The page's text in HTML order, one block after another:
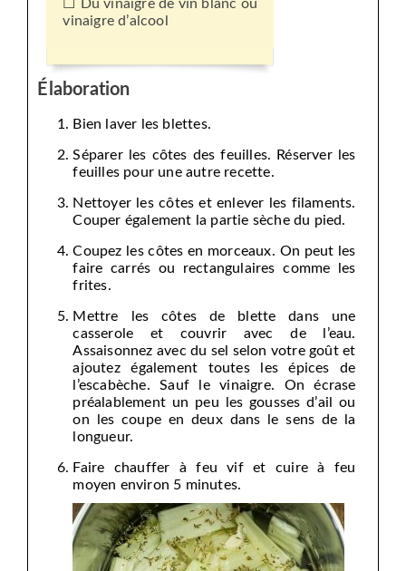
Du vinaigre de vin blanc ou
vinaigre d’alcool
Élaboration
Bien laver les blettes.
Séparer les côtes des feuilles. Réserver les
feuilles pour une autre recette.
Nettoyer les côtes et enlever les filaments.
Couper également la partie sèche du pied.
Coupez les côtes en morceaux. On peut les
faire carrés ou rectangulaires comme les
frites.
Mettre les côtes de blette dans une
casserole et couvrir avec de l’eau.
Assaisonnez avec du sel selon votre goût et
ajoutez également toutes les épices de
l’escabèche. Sauf le vinaigre. On écrase
préalablement un peu les gousses d’ail ou
on les coupe en deux dans le sens de la
longueur.
Faire chauffer à feu vif et cuire à feu
moyen environ 5 minutes.